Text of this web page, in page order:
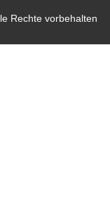
Rechte vorbehalten